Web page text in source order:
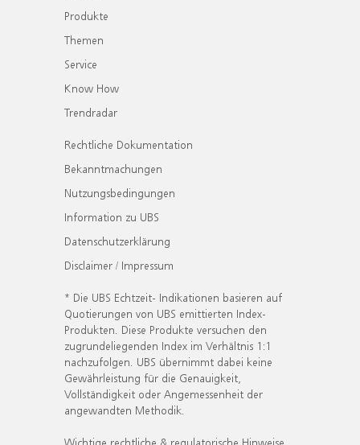
Produkte
Themen
Service
Know How
Trendradar
Rechtliche Dokumentation
Bekanntmachungen
Nutzungsbedingungen
Information zu UBS
Datenschutzerklärung
Disclaimer / Impressum
* Die UBS Echtzeit- Indikationen basieren auf
Quotierungen von UBS emittierten Index-
Produkten. Diese Produkte versuchen den
zugrundeliegenden Index im Verhältnis 1:1
nachzufolgen. UBS übernimmt dabei keine
Gewährleistung für die Genauigkeit,
Vollständigkeit oder Angemessenheit der
angewandten Methodik.